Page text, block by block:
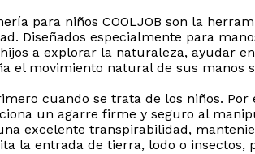
para niños COOLJOB son la
Diseñados especialmente para
a explorar la naturaleza, ayudar
el movimiento natural de sus manos
cuando se trata de los niños.
un agarre firme y seguro al
excelente transpirabilidad,
la entrada de tierra, lodo o insectos,